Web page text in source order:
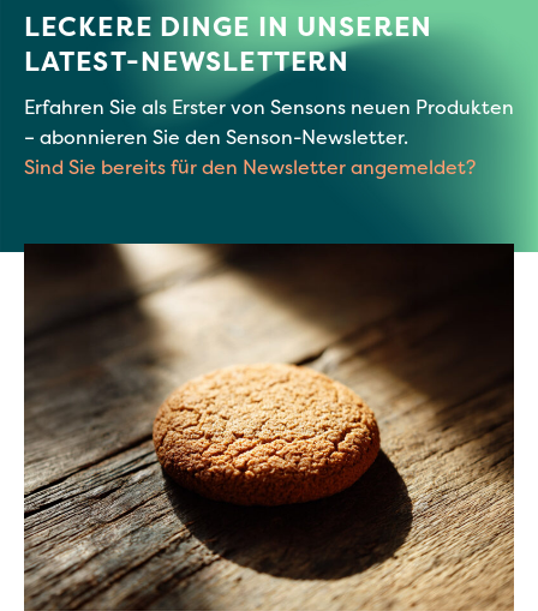
LECKERE DINGE IN UNSEREN
LATEST-NEWSLETTERN
Erfahren Sie als Erster von Sensons neuen Produkten
– abonnieren Sie den Senson-Newsletter.
Sind Sie bereits für den Newsletter angemeldet?